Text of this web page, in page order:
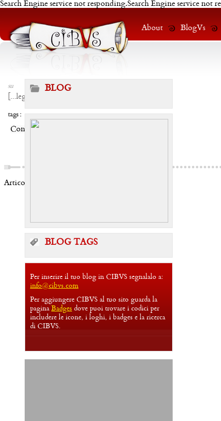
Search Engine service not responding.Search Engine service not
About BlogVs
su
...leggi
tags :
Condividi:
Articoli correlati:
BLOG
BLOG TAGS
Per inserire il tuo blog in CIBVS segnalalo a:
info@cibvs.com
Per aggiungere CIBVS al tuo sito guarda la
pagina Badges dove puoi trovare i codici per
includere le icone, i loghi, i badges e la ricerca
di CIBVS.